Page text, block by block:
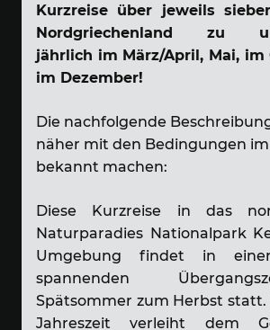
Kurzreise über jeweils
Nordgriechenland zu
jährlich im März/April, Mai, im
im Dezember!
Die nachfolgende
näher mit den Bedingungen
bekannt machen:
Diese Kurzreise in das
Naturparadies Nationalpark
Umgebung findet in
spannenden
Spätsommer zum Herbst statt.
Jahreszeit verleiht dem